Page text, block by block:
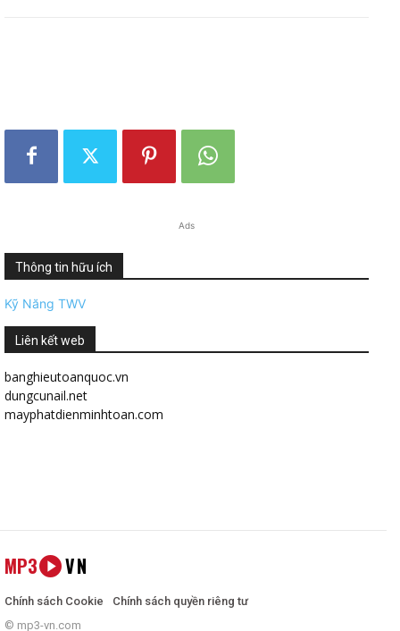
Ads
Thông tin hữu ích
Kỹ Năng TWV
Liên kết web
banghieutoanquoc.vn
dungcunail.net
mayphatdienminhtoan.com
MP3 VN
Chính sách Cookie
Chính sách quyền riêng tư
© mp3-vn.com